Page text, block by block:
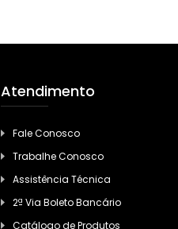
Atendimento
Fale Conosco
Trabalhe Conosco
Assistência Técnica
2ª Via Boleto Bancário
Catálogo de Produtos